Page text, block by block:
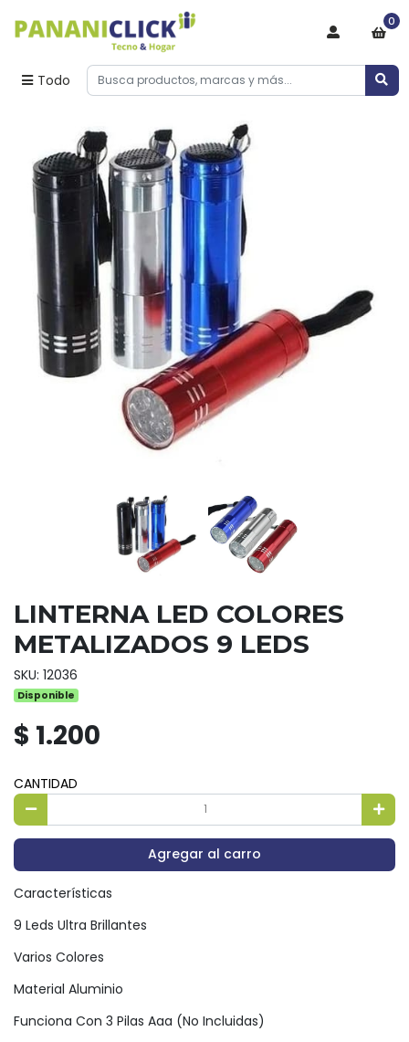
Todo
0
LINTERNA LED COLORES
METALIZADOS 9 LEDS
SKU: 12036
Disponible
$ 1.200
CANTIDAD
Agregar al carro
Características
9 Leds Ultra Brillantes
Varios Colores
Material Aluminio
Funciona Con 3 Pilas Aaa (No Incluidas)